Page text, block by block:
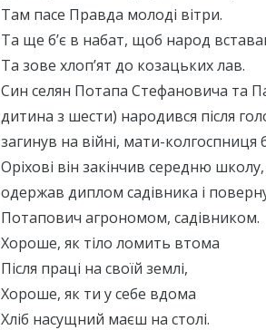
Там пасе Правда молоді вітри.
Та ще б’є в набат, щоб народ
Та зове хлоп’ят до козацьких лав.
Син селян Потапа Стефановича та
дитина з шести) народився після
загинув на війні, мати-
Оріхові він закінчив середню
одержав диплом садівника і
Потапович агрономом, садівником.
Хороше, як тіло ломить втома
Після праці на своїй землі,
Хороше, як ти у себе вдома
Хліб насущний маєш на столі.